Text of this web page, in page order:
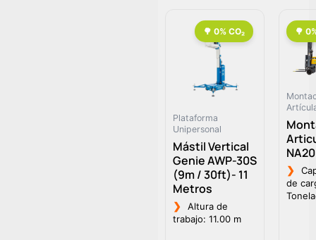
Plataforma
Unipersonal
Mástil Vertical
Genie AWP-30S
(9m / 30ft)- 11
Metros
❯
Altura de
trabajo: 11.00 m
❯
de